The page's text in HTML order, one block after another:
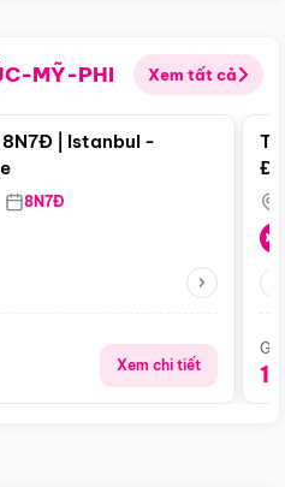
MỸ-PHI Xem tất cả
Điểm nổi bật
8N7Đ | Istanbul -
8N7Đ
Xem chi tiết